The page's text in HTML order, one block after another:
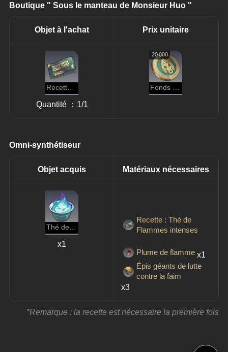
Boutique " Sous le manteau de Monsieur Huo "
Objet à l'achat Prix unitaire
Recette : Thé de Flammes intenses
Quantité ：1/1
20 000
Fonds de la Guilde des commerçants
Omni-synthétiseur
Objet acquis Matériaux nécessaires
Thé de Flammes intenses
x1
Recette : Thé de
Flammes intenses
Plume de flamme x1
Épis géants de lutte
contre la faim
x3
*Remarque : la recette est nécessaire la première fois